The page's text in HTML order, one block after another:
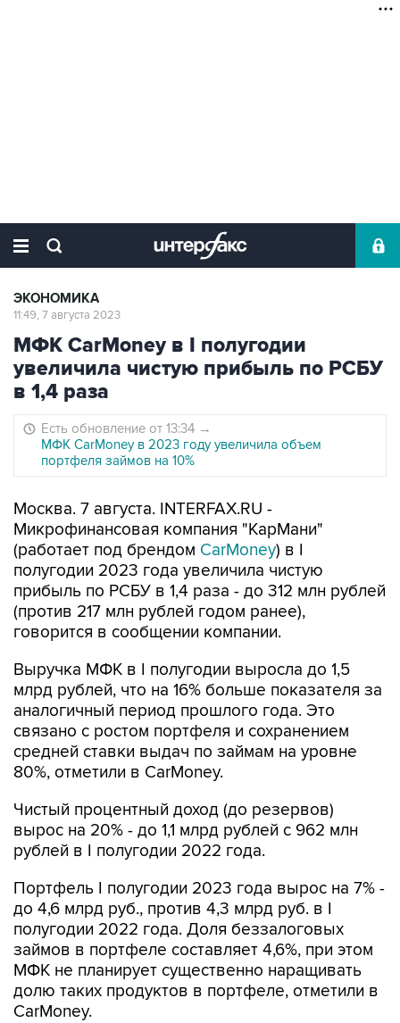
ЭКОНОМИКА
11:49, 7 августа 2023
МФК CаrМoney в I полугодии
увеличила чистую прибыль по РСБУ
в 1,4 раза
Есть обновление от 13:34 →
МФК CаrМoney в 2023 году увеличила объем
портфеля займов на 10%
Москва. 7 августа. INTERFAX.RU -
Микрофинансовая компания "КарМани"
(работает под брендом CarMoney) в I
полугодии 2023 года увеличила чистую
прибыль по РСБУ в 1,4 раза - до 312 млн рублей
(против 217 млн рублей годом ранее),
говорится в сообщении компании.
Выручка МФК в I полугодии выросла до 1,5
млрд рублей, что на 16% больше показателя за
аналогичный период прошлого года. Это
связано с ростом портфеля и сохранением
средней ставки выдач по займам на уровне
80%, отметили в CarMoney.
Чистый процентный доход (до резервов)
вырос на 20% - до 1,1 млрд рублей с 962 млн
рублей в I полугодии 2022 года.
Портфель I полугодии 2023 года вырос на 7% -
до 4,6 млрд руб., против 4,3 млрд руб. в I
полугодии 2022 года. Доля беззалоговых
займов в портфеле составляет 4,6%, при этом
МФК не планирует существенно наращивать
долю таких продуктов в портфеле, отметили в
CarMoney.